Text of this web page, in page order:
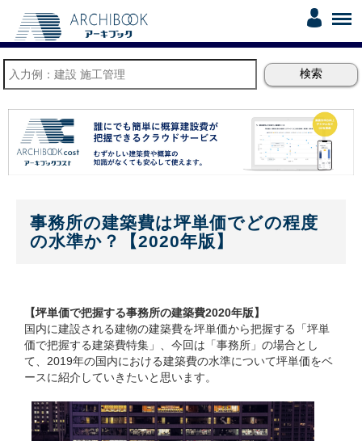
事務所の建築費は坪単価でどの程度
の水準か？【2020年版】
【坪単価で把握する事務所の建築費2020年版】
国内に建設される建物の建築費を坪単価から把握する「坪単
価で把握する建築費特集」、今回は「事務所」の場合とし
て、2019年の国内における建築費の水準について坪単価をベ
ースに紹介していきたいと思います。